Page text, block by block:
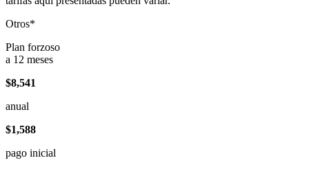
Otros*
Plan forzoso
a 12 meses
$8,541
anual
$1,588
pago inicial